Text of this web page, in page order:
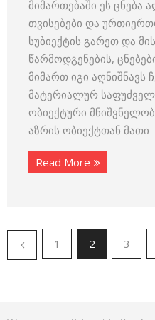
მიმართებაში ეს ცნება
თვისებები და
სუბიექტის გარეთ და
წარმოდგენების,
მიმართ იგი აღნიშნავს
მატერიალურ
ობიექტური
აზრის ობიექტთან მათი
Read More
1 2 3